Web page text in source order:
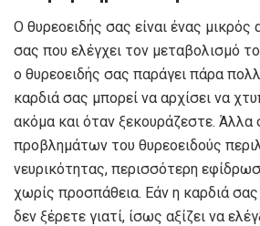
Ο θυρεοειδής σας είναι ένας μικρός
σας που ελέγχει τον μεταβολισμό
ο θυρεοειδής σας παράγει πάρα
καρδιά σας μπορεί να αρχίσει να
ακόμα και όταν ξεκουράζεστε. Άλλα
προβλημάτων του θυρεοειδούς
νευρικότητας, περισσότερη
χωρίς προσπάθεια. Εάν η καρδιά
δεν ξέρετε γιατί, ίσως αξίζει να